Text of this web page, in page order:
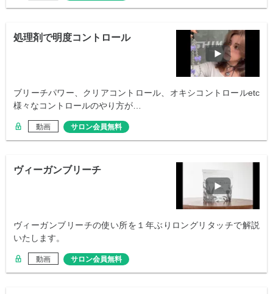
処理剤で明度コントロール
ブリーチパワー、クリアコントロール、オキシコントロールetc
様々なコントロールのやり方が…
動画 サロン会員無料
ヴィーガンブリーチ
ヴィーガンブリーチの使い所を１年ぶりロングリタッチで解説
いたします。
動画 サロン会員無料